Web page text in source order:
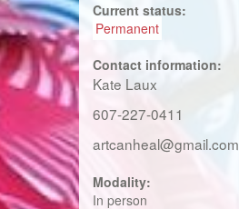
Current status:
Permanent
Contact information:
Kate Laux
607-227-0411
artcanheal@gmail.com
Modality:
In person